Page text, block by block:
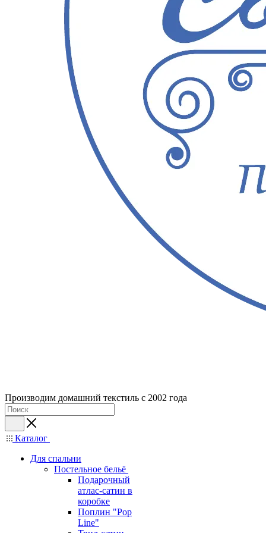
Производим домашний текстиль с 2002 года
Каталог
Для спальни
Постельное бельё
Подарочный
атлас-сатин в
коробке
Поплин "Pop
Line"